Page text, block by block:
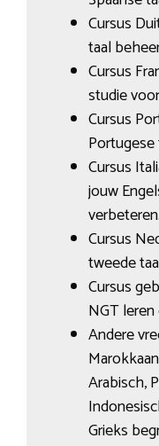
Cursus
taal
Cursus
studie
Cursus
Cursus
jouw
verbeteren.
Cursus
tweede
Cursus
NGT
Andere
Arabisch,
Grieks